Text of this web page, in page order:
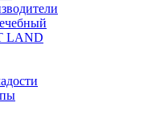
LAND